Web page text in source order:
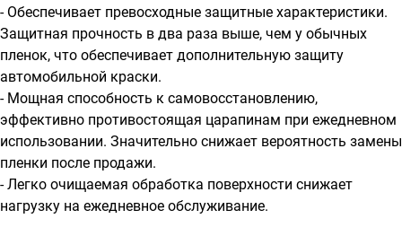
- Обеспечивает превосходные защитные характеристики.
Защитная прочность в два раза выше, чем у обычных
пленок, что обеспечивает дополнительную защиту
автомобильной краски.
- Мощная способность к самовосстановлению,
эффективно противостоящая царапинам при ежедневном
использовании. Значительно снижает вероятность замены
пленки после продажи.
- Легко очищаемая обработка поверхности снижает
нагрузку на ежедневное обслуживание.